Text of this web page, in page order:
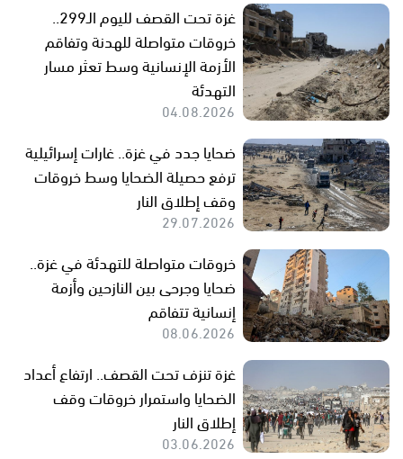
غزة تحت القصف لليوم الـ299..
خروقات متواصلة للهدنة وتفاقم
الأزمة الإنسانية وسط تعثر مسار
التهدئة
04.08.2026
ضحايا جدد في غزة.. غارات إسرائيلية
ترفع حصيلة الضحايا وسط خروقات
وقف إطلاق النار
29.07.2026
خروقات متواصلة للتهدئة في غزة..
ضحايا وجرحى بين النازحين وأزمة
إنسانية تتفاقم
08.06.2026
غزة تنزف تحت القصف.. ارتفاع أعداد
الضحايا واستمرار خروقات وقف
إطلاق النار
03.06.2026